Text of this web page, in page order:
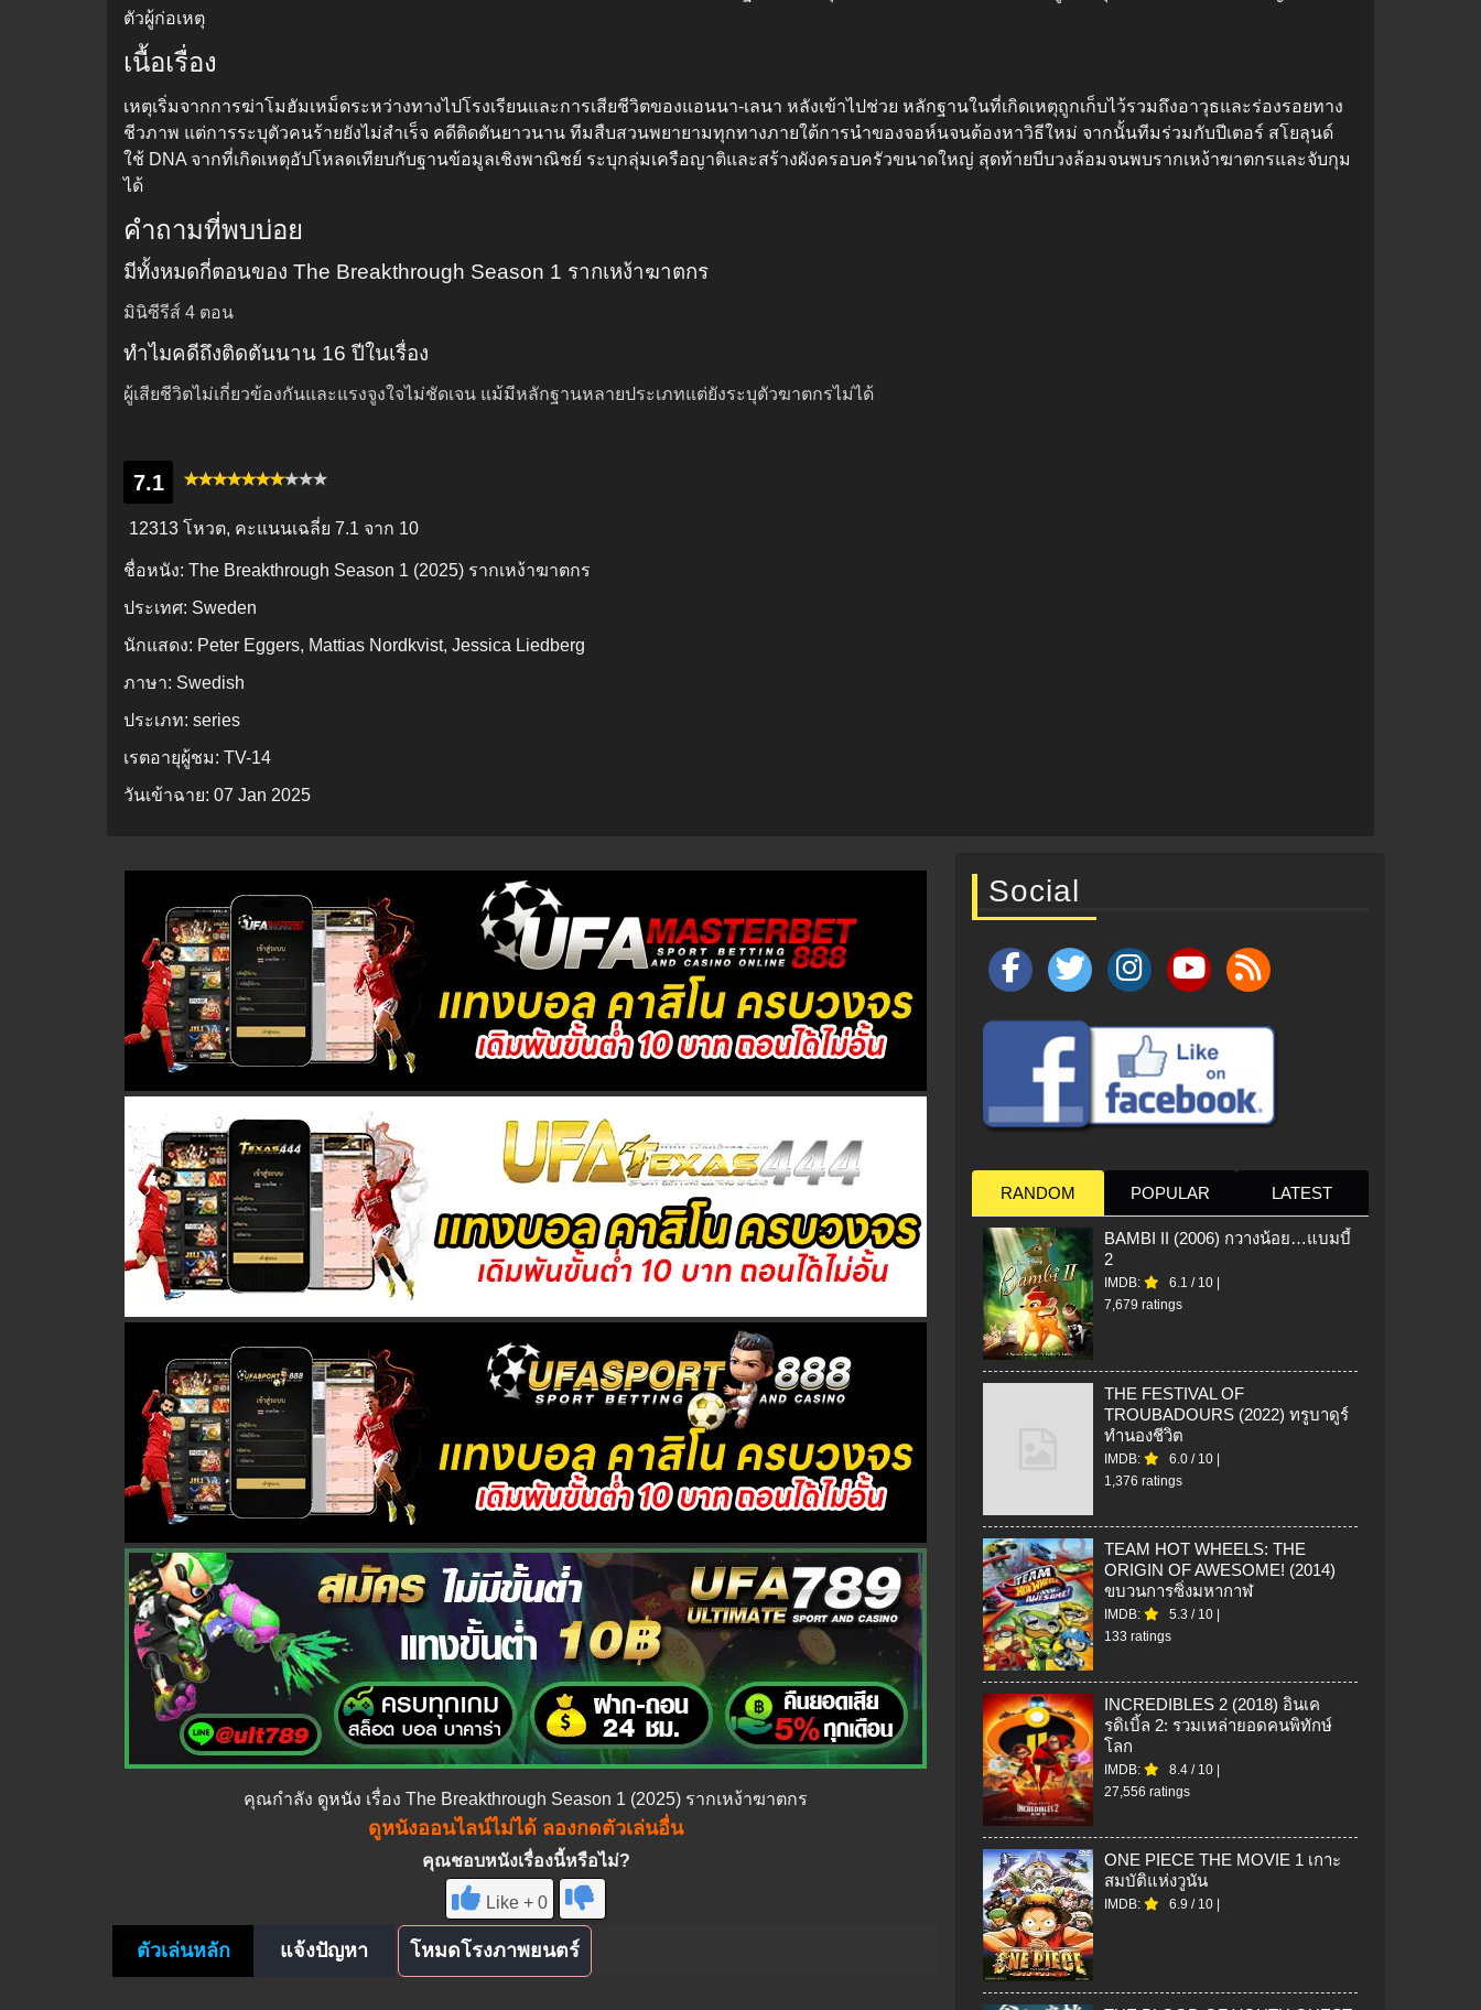
ตัวผู้ก่อเหตุ
เนื้อเรื่อง
เหตุเริ่มจากการฆ่าโมฮัมเหม็ดระหว่างทางไปโรงเรียนและการเสียชีวิตของแอนนา-เลนา หลังเข้าไปช่วย หลักฐานในที่เกิดเหตุถูกเก็บไว้รวมถึงอาวุธและร่องรอยทาง
ชีวภาพ แต่การระบุตัวคนร้ายยังไม่สำเร็จ คดีติดตันยาวนาน ทีมสืบสวนพยายามทุกทางภายใต้การนำของจอห์นจนต้องหาวิธีใหม่ จากนั้นทีมร่วมกับปีเตอร์ สโยลุนด์
ใช้ DNA จากที่เกิดเหตุอัปโหลดเทียบกับฐานข้อมูลเชิงพาณิชย์ ระบุกลุ่มเครือญาติและสร้างผังครอบครัวขนาดใหญ่ สุดท้ายบีบวงล้อมจนพบรากเหง้าฆาตกรและจับกุม
ได้
คำถามที่พบบ่อย
มีทั้งหมดกี่ตอนของ The Breakthrough Season 1 รากเหง้าฆาตกร
มินิซีรีส์ 4 ตอน
ทำไมคดีถึงติดตันนาน 16 ปีในเรื่อง
ผู้เสียชีวิตไม่เกี่ยวข้องกันและแรงจูงใจไม่ชัดเจน แม้มีหลักฐานหลายประเภทแต่ยังระบุตัวฆาตกรไม่ได้
7.1
12313 โหวต, คะแนนเฉลี่ย 7.1 จาก 10
ชื่อหนัง: The Breakthrough Season 1 (2025) รากเหง้าฆาตกร
ประเทศ: Sweden
นักแสดง: Peter Eggers, Mattias Nordkvist, Jessica Liedberg
ภาษา: Swedish
ประเภท: series
เรตอายุผู้ชม: TV-14
วันเข้าฉาย: 07 Jan 2025
คุณกำลัง ดูหนัง เรื่อง The Breakthrough Season 1 (2025) รากเหง้าฆาตกร
ดูหนังออนไลน์ไม่ได้ ลองกดตัวเล่นอื่น
คุณชอบหนังเรื่องนี้หรือไม่?
Like + 0
ตัวเล่นหลัก แจ้งปัญหา โหมดโรงภาพยนตร์
Social
RANDOM POPULAR LATEST
BAMBI II (2006) กวางน้อย…แบมบี้
2
IMDB: 6.1 / 10
7,679 ratings
THE FESTIVAL OF
TROUBADOURS (2022) ทรูบาดูร์
ทำนองชีวิต
IMDB: 6.0 / 10
1,376 ratings
TEAM HOT WHEELS: THE
ORIGIN OF AWESOME! (2014)
ขบวนการซิ่งมหากาฬ
IMDB: 5.3 / 10
133 ratings
INCREDIBLES 2 (2018) อินเค
รดิเบิ้ล 2: รวมเหล่ายอดคนพิทักษ์
โลก
IMDB: 8.4 / 10
27,556 ratings
ONE PIECE THE MOVIE 1 เกาะ
สมบัติแห่งวูนัน
IMDB: 6.9 / 10